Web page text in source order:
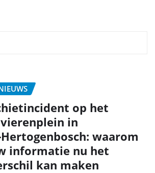
op het
in
waarom
informatie nu het
kan maken